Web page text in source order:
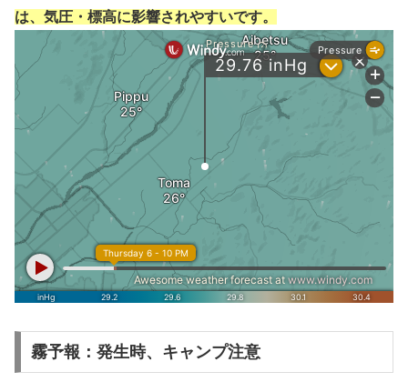
は、気圧・標高に影響されやすいです。
霧予報：発生時、キャンプ注意